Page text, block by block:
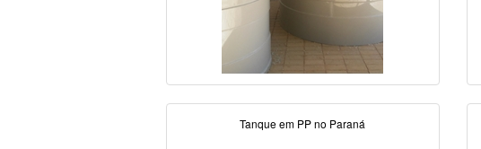
Tanque em PP no Paraná